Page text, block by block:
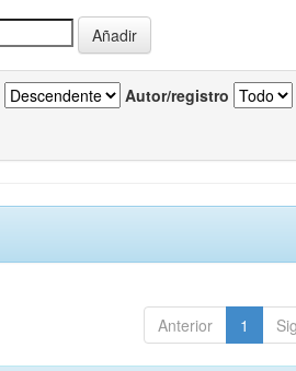
Autor/registro
Anterior 1